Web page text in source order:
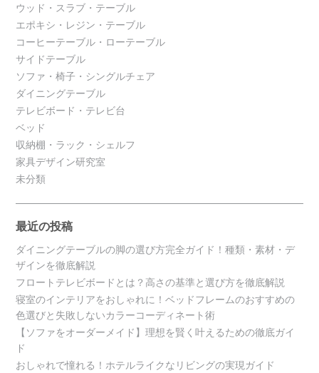
ウッド・スラブ・テーブル
エポキシ・レジン・テーブル
コーヒーテーブル・ローテーブル
サイドテーブル
ソファ・椅子・シングルチェア
ダイニングテーブル
テレビボード・テレビ台
ベッド
収納棚・ラック・シェルフ
家具デザイン研究室
未分類
最近の投稿
ダイニングテーブルの脚の選び方完全ガイド！種類・素材・デ
ザインを徹底解説
フロートテレビボードとは？高さの基準と選び方を徹底解説
寝室のインテリアをおしゃれに！ベッドフレームのおすすめの
色選びと失敗しないカラーコーディネート術
【ソファをオーダーメイド】理想を賢く叶えるための徹底ガイ
ド
おしゃれで憧れる！ホテルライクなリビングの実現ガイド